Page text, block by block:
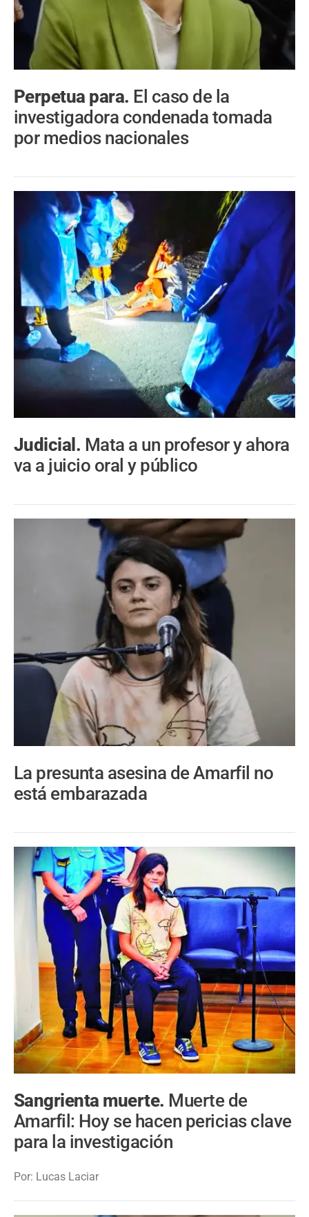
Perpetua para. El caso de la
investigadora condenada tomada
por medios nacionales
Judicial. Mata a un profesor y ahora
va a juicio oral y público
La presunta asesina de Amarfil no
está embarazada
Sangrienta muerte. Muerte de
Amarfil: Hoy se hacen pericias clave
para la investigación
Por: Lucas Laciar